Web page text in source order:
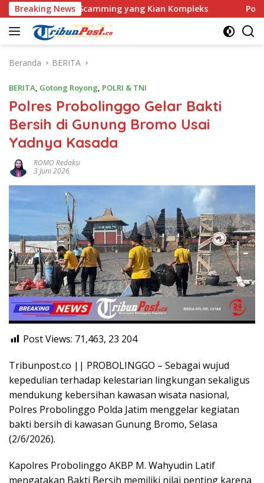
Langsung
ke
konten
Breaking News
Scamming yang Kian Kompleks Polri Kerahkan 372
Beranda BERITA
BERITA, Gotong Royong, POLRI & TNI
Polres Probolinggo Gelar Bakti
Bersih di Gunung Bromo Usai
Yadnya Kasada
ROMO Redaksi
3 Juni 2026
Post Views: 71,463, 23 204
Tribunpost.co || PROBOLINGGO – Sebagai wujud
kepedulian terhadap kelestarian lingkungan sekaligus
mendukung kebersihan kawasan wisata nasional,
Polres Probolinggo Polda Jatim menggelar kegiatan
bakti bersih di kawasan Gunung Bromo, Selasa
(2/6/2026).
Kapolres Probolinggo AKBP M. Wahyudin Latif
mengatakan Bakti Bersih memiliki nilai penting karena